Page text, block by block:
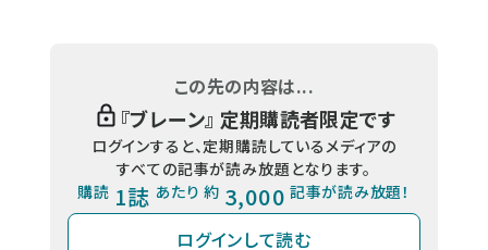
この先の内容は...
『ブレーン』 定期購読者限定です
ログインすると、定期購読しているメディアの
すべての記事が読み放題となります。
購読 1誌 あたり 約 3,000 記事が読み放題！
ログインして読む